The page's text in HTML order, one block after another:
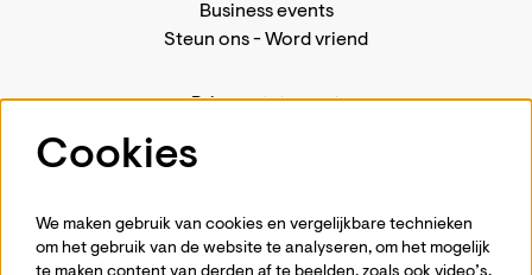
Business events
Steun ons-Word vriend
Privacystatement
Cookies
We maken gebruik van cookies en vergelijkbare technieken
om het gebruik van de website te analyseren, om het mogelijk